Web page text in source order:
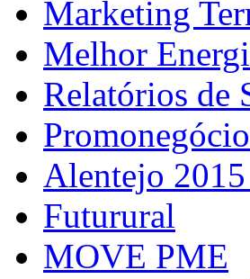
Marketing
Melhor
Relatórios de
Alentejo
Futurural
MOVE PME